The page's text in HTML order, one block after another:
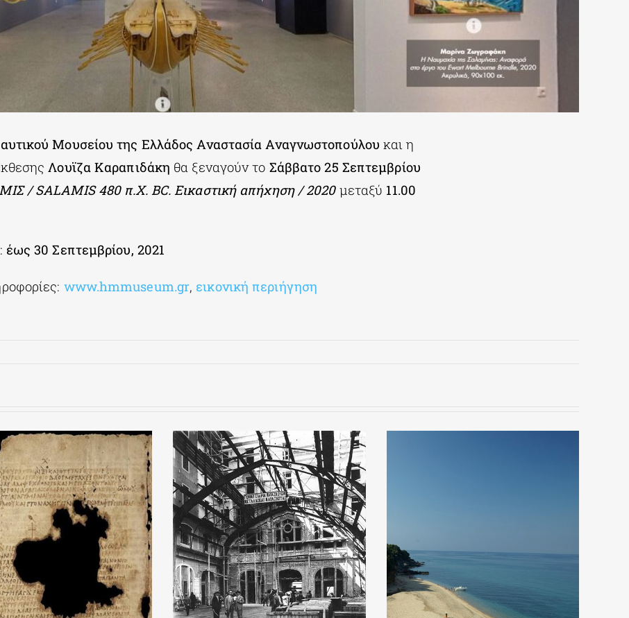
Μουσείου της Ελλάδος Αναστασία Αναγνωστοπούλου και η
Λουϊζα Καραπιδάκη θα ξεναγούν το Σάββατο 25 Σεπτεμβρίου
/SALAMIS 480 π.Χ. BC. Εικαστική απήχηση / 2020 μεταξύ 11.00
έως 30 Σεπτεμβρίου, 2021
www.hmmuseum.gr, εικονική περιήγηση